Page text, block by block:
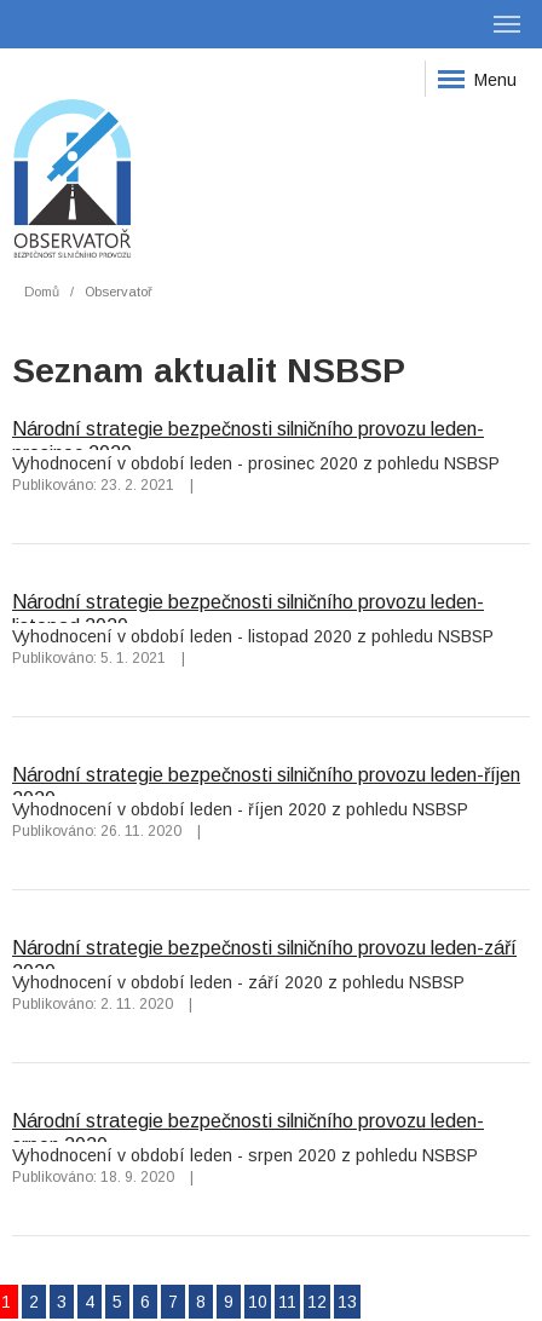
Menu
Domů Observatoř
Seznam aktualit NSBSP
Národní strategie bezpečnosti silničního provozu leden-
prosinec 2020
Vyhodnocení v období leden - prosinec 2020 z pohledu NSBSP
Publikováno: 23. 2. 2021
Národní strategie bezpečnosti silničního provozu leden-
listopad 2020
Vyhodnocení v období leden - listopad 2020 z pohledu NSBSP
Publikováno: 5. 1. 2021
Národní strategie bezpečnosti silničního provozu leden-říjen
2020
Vyhodnocení v období leden - říjen 2020 z pohledu NSBSP
Publikováno: 26. 11. 2020
Národní strategie bezpečnosti silničního provozu leden-září
2020
Vyhodnocení v období leden - září 2020 z pohledu NSBSP
Publikováno: 2. 11. 2020
Národní strategie bezpečnosti silničního provozu leden-
srpen 2020
Vyhodnocení v období leden - srpen 2020 z pohledu NSBSP
Publikováno: 18. 9. 2020
1 2 3 4 5 6 7 8 9 10 11 12 13